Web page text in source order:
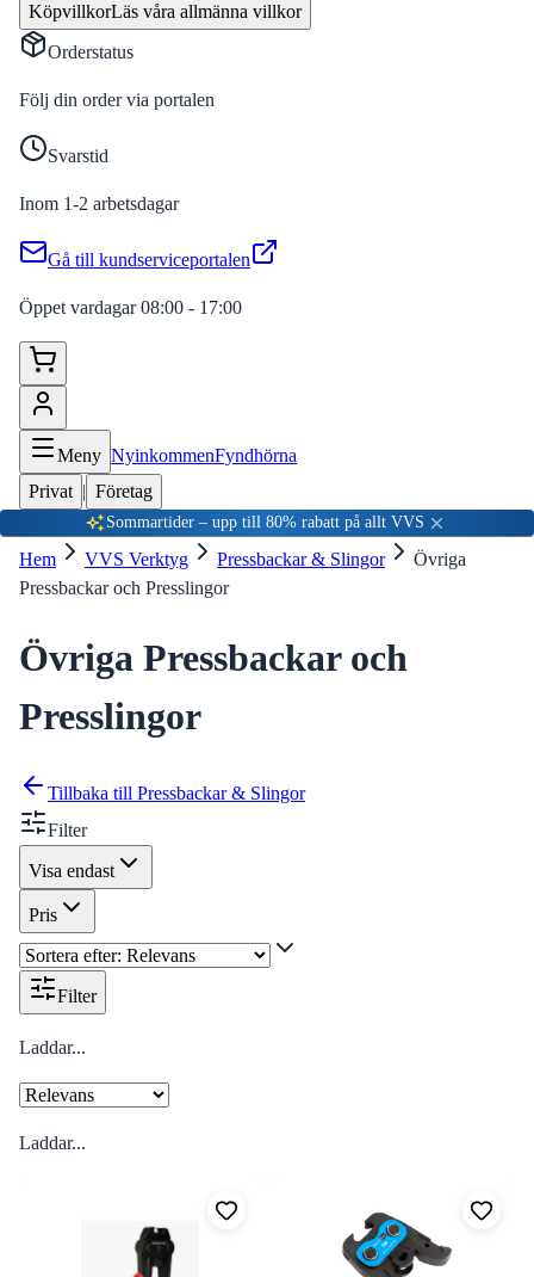
KöpvillkorLäs våra allmänna villkor
Orderstatus
Följ din order via portalen
Svarstid
Inom 1-2 arbetsdagar
Gå till kundserviceportalen
Öppet vardagar 08:00 - 17:00
Meny NyinkommenFyndhörna
Privat | Företag
Sommartider – upp till 80% rabatt på allt VVS
Hem VVS Verktyg Pressbackar & Slingor
Övriga
Pressbackar och Presslingor
Övriga Pressbackar och
Presslingor
Tillbaka till Pressbackar & Slingor
Filter
Visa endast
Pris
Filter
Laddar...
Laddar...